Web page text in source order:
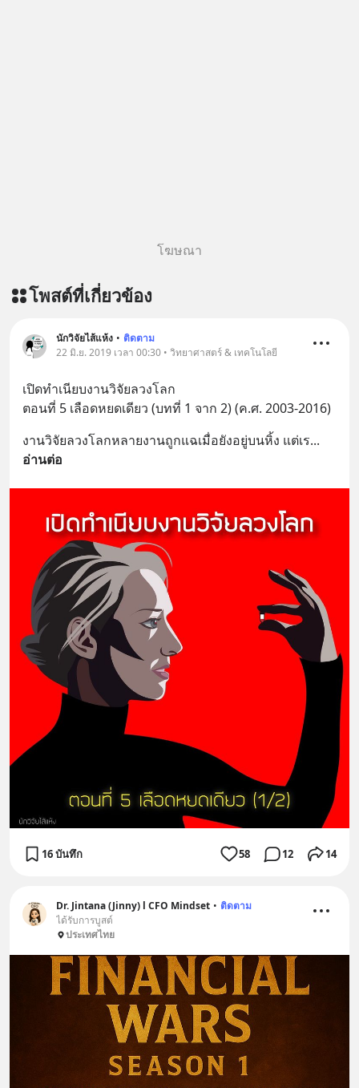
โฆษณา
โพสต์ที่เกี่ยวข้อง
นักวิจัยไส้แห้ง • ติดตาม
22 มิ.ย. 2019 เวลา 00:30 • วิทยาศาสตร์ & เทคโนโลยี
เปิดทำเนียบงานวิจัยลวงโลก
ตอนที่ 5 เลือดหยดเดียว (บทที่ 1 จาก 2) (ค.ศ. 2003-2016)
งานวิจัยลวงโลกหลายงานถูกแฉเมื่อยังอยู่บนหิ้ง แต่เร
อ่านต่อ
16 บันทึก 58 12 14
Dr. Jintana (Jinny) l CFO Mindset • ติดตาม
ได้รับการบูสต์
ประเทศไทย